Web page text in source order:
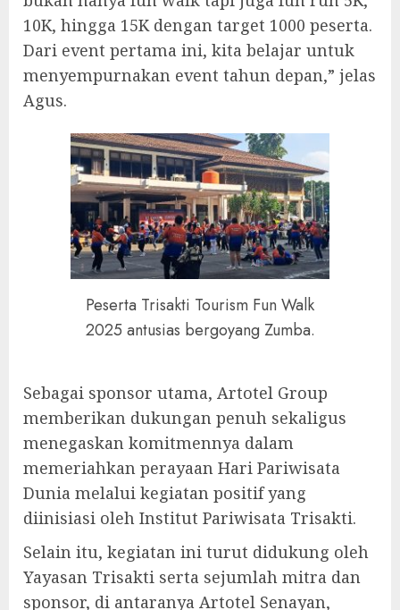
10K, hingga 15K dengan target 1000 peserta.
Dari event pertama ini, kita belajar untuk
menyempurnakan event tahun depan,” jelas
Agus.
Peserta Trisakti Tourism Fun Walk
2025 antusias bergoyang Zumba.
Sebagai sponsor utama, Artotel Group
memberikan dukungan penuh sekaligus
menegaskan komitmennya dalam
memeriahkan perayaan Hari Pariwisata
Dunia melalui kegiatan positif yang
diinisiasi oleh Institut Pariwisata Trisakti.
Selain itu, kegiatan ini turut didukung oleh
Yayasan Trisakti serta sejumlah mitra dan
sponsor, di antaranya Artotel Senayan,